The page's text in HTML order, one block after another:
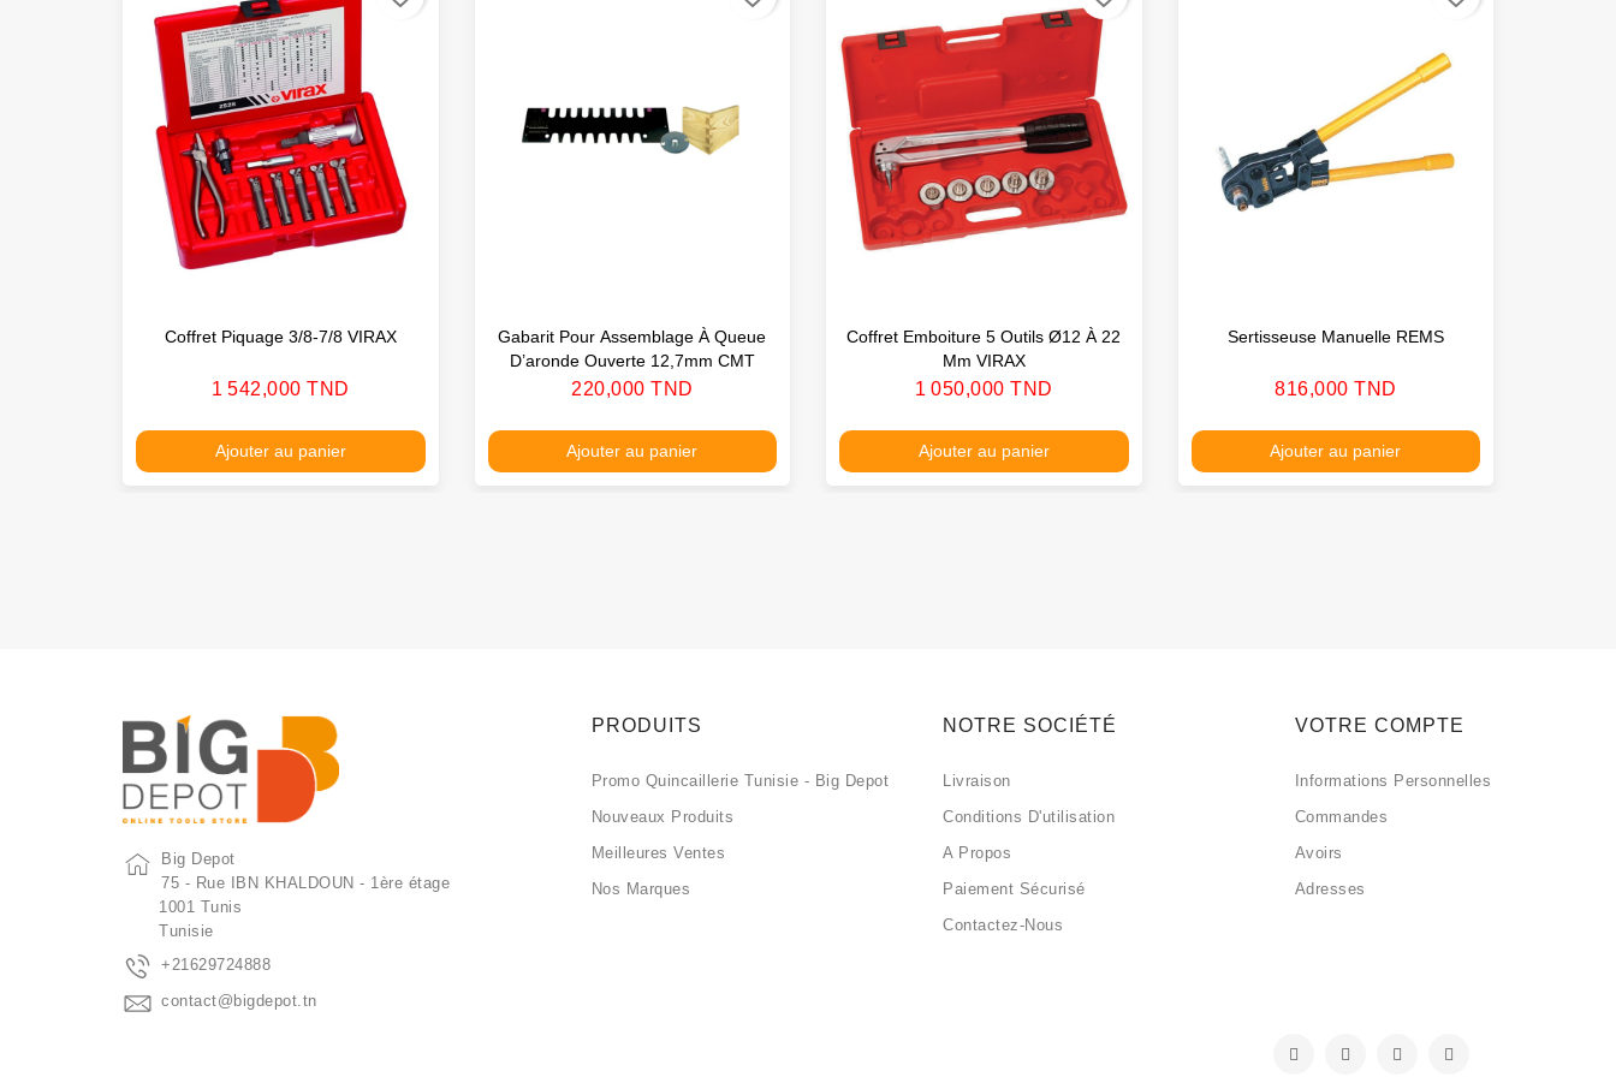
Coffret Piquage 3/8-7/8 VIRAX
Prix
1 542,000 TND
Ajouter au panier
Gabarit Pour Assemblage À Queue
D’aronde Ouverte 12,7mm CMT
Prix
220,000 TND
Ajouter au panier
Coffret Emboiture 5 Outils Ø12 À 22
Mm VIRAX
Prix
1 050,000 TND
Ajouter au panier
Sertisseuse Manuelle REMS
Prix
816,000 TND
Ajouter au panier
Big Depot
75 - Rue IBN KHALDOUN - 1ère étage
1001 Tunis
Tunisie
+21629724888
contact@bigdepot.tn
PRODUITS
Promo Quincaillerie Tunisie - Big Depot
Nouveaux Produits
Meilleures Ventes
Nos Marques
NOTRE SOCIÉTÉ
Livraison
Conditions D'utilisation
A Propos
Paiement Sécurisé
Contactez-Nous
VOTRE COMPTE
Informations Personnelles
Commandes
Avoirs
Adresses